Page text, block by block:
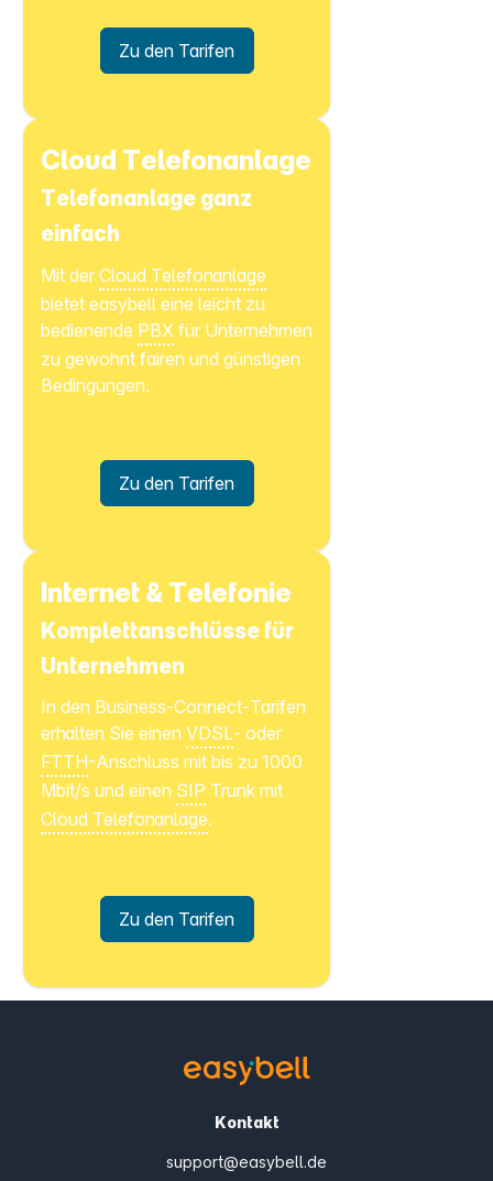
Zu den Tarifen
Cloud Telefonanlage
Telefonanlage ganz
einfach
Mit der Cloud Telefonanlage
bietet easybell eine leicht zu
bedienende PBX für Unternehmen
zu gewohnt fairen und günstigen
Bedingungen.
Zu den Tarifen
Internet & Telefonie
Komplettanschlüsse für
Unternehmen
In den Business-Connect-Tarifen
erhalten Sie einen VDSL- oder
FTTH-Anschluss mit bis zu 1000
Mbit/s und einen SIP Trunk mit
Cloud Telefonanlage.
Zu den Tarifen
Kontakt
support@easybell.de